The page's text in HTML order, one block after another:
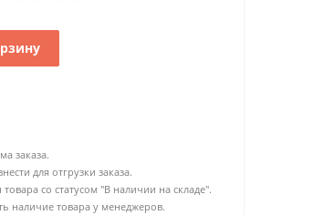
заказа.
для отгрузки заказа.
со статусом "В наличии на складе".
наличие товара у менеджеров.